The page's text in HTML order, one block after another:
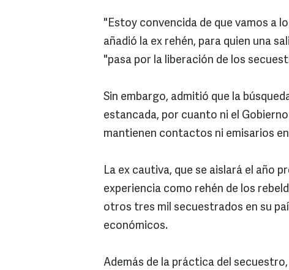
"Estoy convencida de que vamos a
añadió la ex rehén, para quien una
"pasa por la liberación de los
Sin embargo, admitió que la
estancada, por cuanto ni el
mantienen contactos ni emisarios
La ex cautiva, que se aislará el año
experiencia como rehén de los
otros tres mil secuestrados en su
económicos.
Además de la práctica del